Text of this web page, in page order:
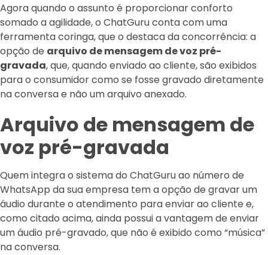
Agora quando o assunto é proporcionar conforto
somado a agilidade, o ChatGuru conta com uma
ferramenta coringa, que o destaca da concorrência: a
opção de arquivo de mensagem de voz pré-
gravada, que, quando enviado ao cliente, são exibidos
para o consumidor como se fosse gravado diretamente
na conversa e não um arquivo anexado.
Arquivo de mensagem de
voz pré-gravada
Quem integra o sistema do ChatGuru ao número de
WhatsApp da sua empresa tem a opção de gravar um
áudio durante o atendimento para enviar ao cliente e,
como citado acima, ainda possui a vantagem de enviar
um áudio pré-gravado, que não é exibido como “música”
na conversa.